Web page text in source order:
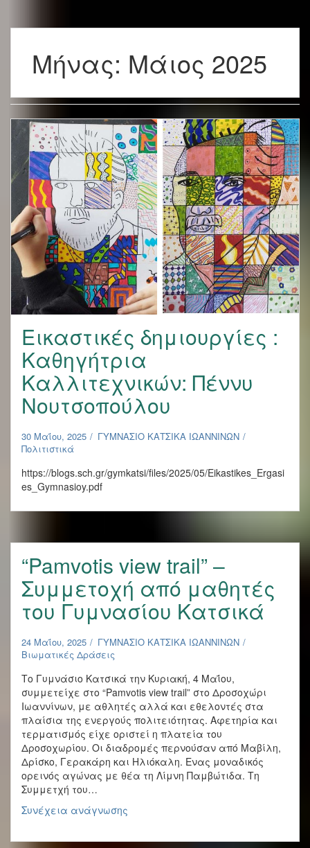
Μήνας: Μάιος 2025
Εικαστικές δημιουργίες :
Καθηγήτρια
Καλλιτεχνικών: Πέννυ
Νουτσοπούλου
30 Μαΐου, 2025
ΓΥΜΝΑΣΙΟ ΚΑΤΣΙΚΑ ΙΩΑΝΝΙΝΩΝ
Πολιτιστικά
https://blogs.sch.gr/gymkatsi/files/2025/05/Eikastikes_Ergasi
es_Gymnasioy.pdf
“Pamvotis view trail” –
Συμμετοχή από μαθητές
του Γυμνασίου Κατσικά
24 Μαΐου, 2025
ΓΥΜΝΑΣΙΟ ΚΑΤΣΙΚΑ ΙΩΑΝΝΙΝΩΝ
Βιωματικές Δράσεις
Το Γυμνάσιο Κατσικά την Κυριακή, 4 Μαΐου,
συμμετείχε στο “Pamvotis view trail” στο Δροσοχώρι
Ιωαννίνων, με αθλητές αλλά και εθελοντές στα
πλαίσια της ενεργούς πολιτειότητας. Αφετηρία και
τερματισμός είχε οριστεί η πλατεία του
Δροσοχωρίου. Οι διαδρομές περνούσαν από Μαβίλη,
Δρίσκο, Γερακάρη και Ηλιόκαλη. Ενας μοναδικός
ορεινός αγώνας με θέα τη Λίμνη Παμβώτιδα. Τη
Συμμετχή του…
Συνέχεια ανάγνωσης